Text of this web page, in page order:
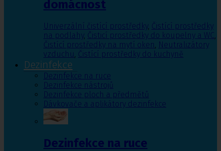
domácnost
Univerzální čistící prostředky, Čistící prostředky
na podlahy, Čisticí prostředky do koupelny a WC,
Čistící prostředky na mytí oken, Neutralizátory
vzduchu, Čistící prostředky do kuchyně
Dezinfekce
Dezinfekce na ruce
Dezinfekce nástrojů
Dezinfekce ploch a předmětů
Dávkovače a aplikátory dezinfekce
Dezinfekce na ruce